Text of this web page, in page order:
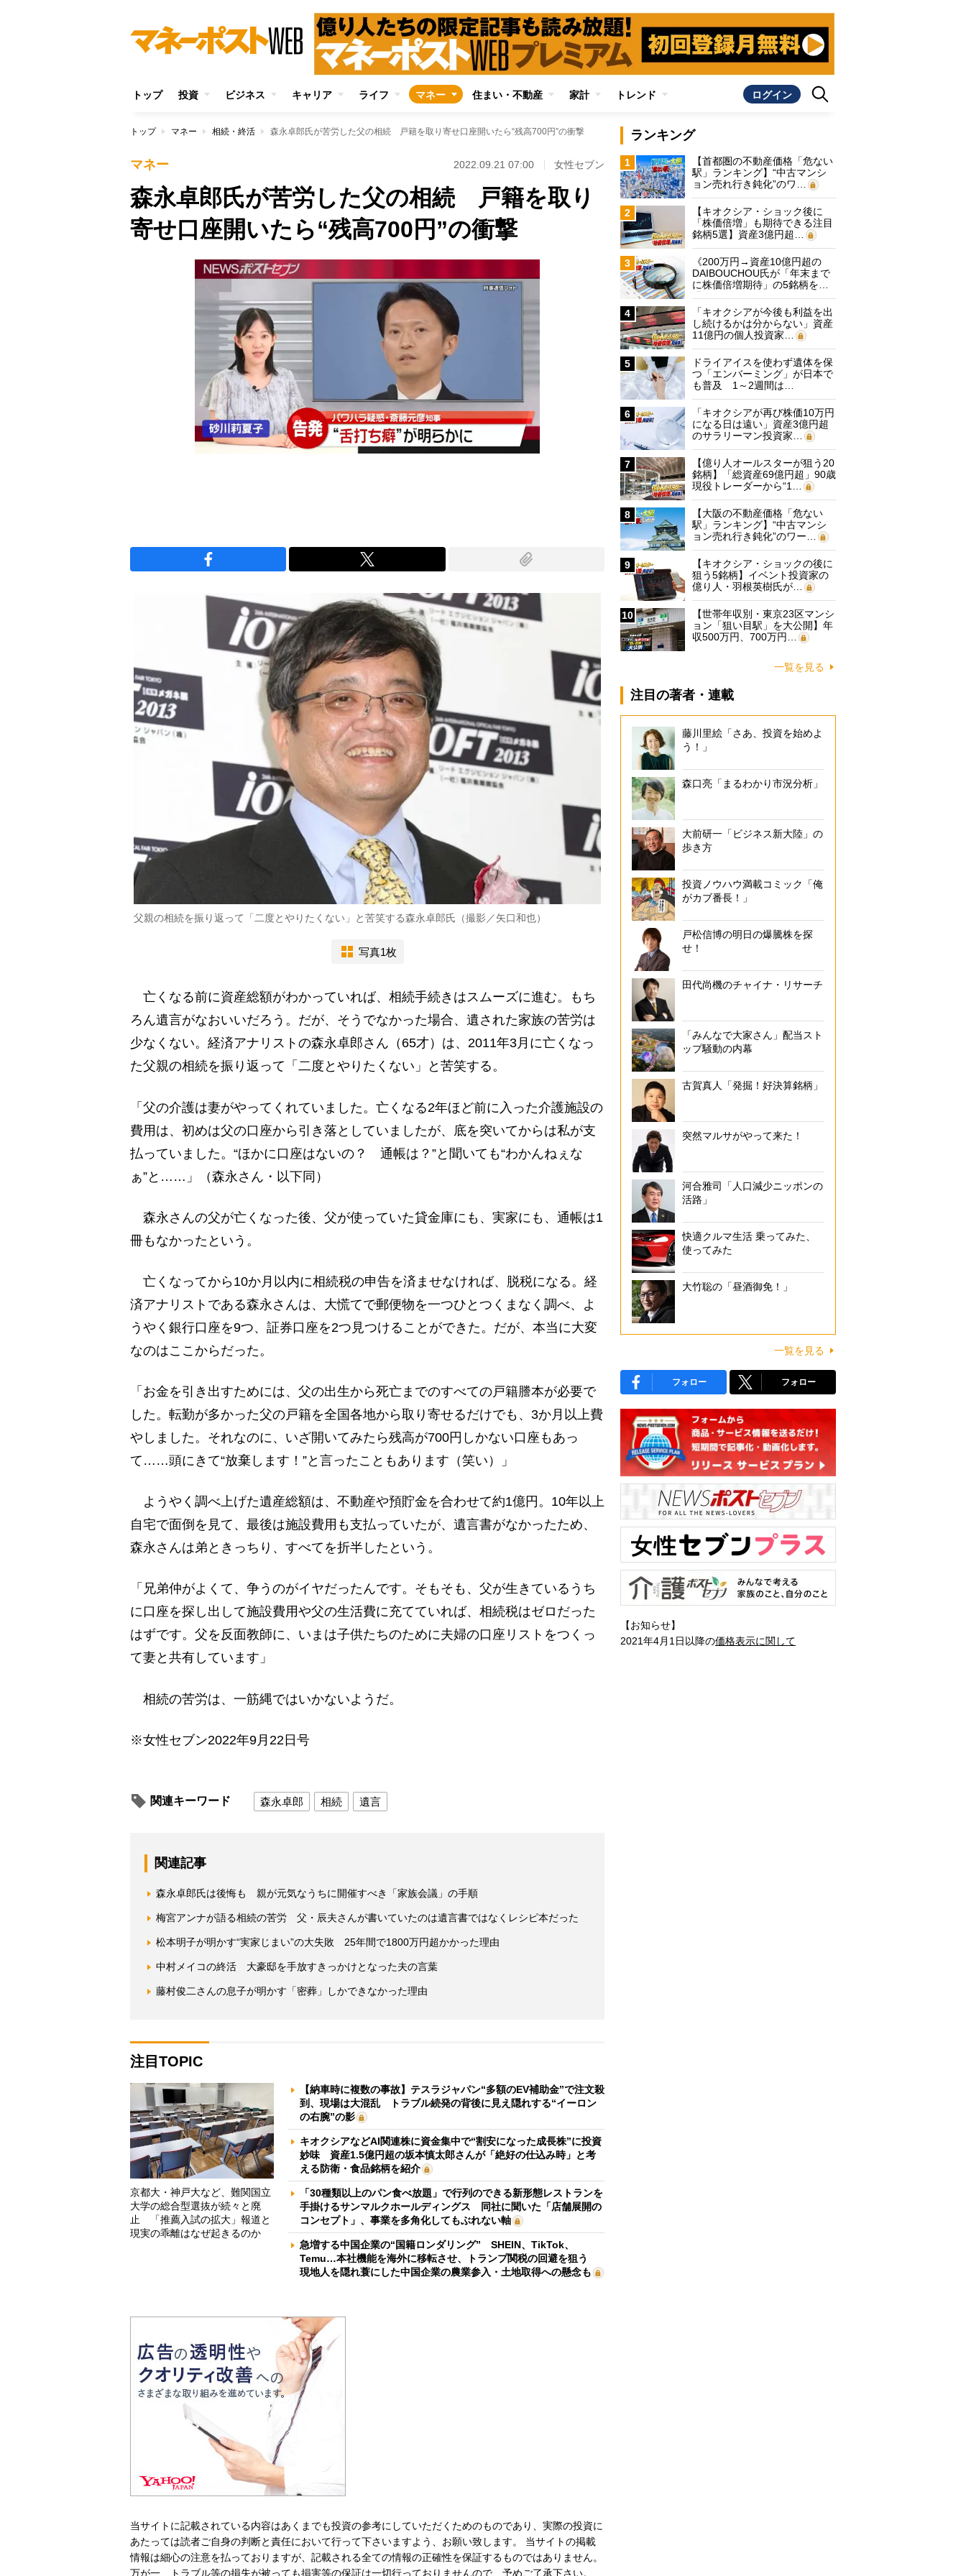
トップ 投資 ビジネス キャリア ライフ マネー 住まい・不動産 家計 トレンド ログイン
トップ マネー 相続・終活 森永卓郎氏が苦労した父の相続 戸籍を取り寄せ口座開いたら“残高700円”の衝撃
マネー 2022.09.21 07:00 女性セブン
森永卓郎氏が苦労した父の相続 戸籍を取り
寄せ口座開いたら“残高700円”の衝撃
父親の相続を振り返って「二度とやりたくない」と苦笑する森永卓郎氏（撮影／矢口和也）
写真1枚
亡くなる前に資産総額がわかっていれば、相続手続きはスムーズに進む。もち
ろん遺言がなおいいだろう。だが、そうでなかった場合、遺された家族の苦労は
少なくない。経済アナリストの森永卓郎さん（65才）は、2011年3月に亡くなっ
た父親の相続を振り返って「二度とやりたくない」と苦笑する。
「父の介護は妻がやってくれていました。亡くなる2年ほど前に入った介護施設の
費用は、初めは父の口座から引き落としていましたが、底を突いてからは私が支
払っていました。“ほかに口座はないの？ 通帳は？”と聞いても“わかんねぇな
ぁ”と……」（森永さん・以下同）
森永さんの父が亡くなった後、父が使っていた貸金庫にも、実家にも、通帳は1
冊もなかったという。
亡くなってから10か月以内に相続税の申告を済ませなければ、脱税になる。経
済アナリストである森永さんは、大慌てで郵便物を一つひとつくまなく調べ、よ
うやく銀行口座を9つ、証券口座を2つ見つけることができた。だが、本当に大変
なのはここからだった。
「お金を引き出すためには、父の出生から死亡までのすべての戸籍謄本が必要で
した。転勤が多かった父の戸籍を全国各地から取り寄せるだけでも、3か月以上費
やしました。それなのに、いざ開いてみたら残高が700円しかない口座もあっ
て……頭にきて“放棄します！”と言ったこともあります（笑い）」
ようやく調べ上げた遺産総額は、不動産や預貯金を合わせて約1億円。10年以上
自宅で面倒を見て、最後は施設費用も支払っていたが、遺言書がなかったため、
森永さんは弟ときっちり、すべてを折半したという。
「兄弟仲がよくて、争うのがイヤだったんです。そもそも、父が生きているうち
に口座を探し出して施設費用や父の生活費に充てていれば、相続税はゼロだった
はずです。父を反面教師に、いまは子供たちのために夫婦の口座リストをつくっ
て妻と共有しています」
相続の苦労は、一筋縄ではいかないようだ。
※女性セブン2022年9月22日号
関連キーワード 森永卓郎 相続 遺言
関連記事
森永卓郎氏は後悔も 親が元気なうちに開催すべき「家族会議」の手順
梅宮アンナが語る相続の苦労 父・辰夫さんが書いていたのは遺言書ではなくレシピ本だった
松本明子が明かす“実家じまい”の大失敗 25年間で1800万円超かかった理由
中村メイコの終活 大豪邸を手放すきっかけとなった夫の言葉
藤村俊二さんの息子が明かす「密葬」しかできなかった理由
注目TOPIC
京都大・神戸大など、難関国立
大学の総合型選抜が続々と廃
止 「推薦入試の拡大」報道と
現実の乖離はなぜ起きるのか
【納車時に複数の事故】テスラジャパン“多額のEV補助金”で注文殺
到、現場は大混乱 トラブル続発の背後に見え隠れする“イーロン
の右腕”の影
キオクシアなどAI関連株に資金集中で“割安になった成長株”に投資
妙味 資産1.5億円超の坂本慎太郎さんが「絶好の仕込み時」と考
える防衛・食品銘柄を紹介
「30種類以上のパン食べ放題」で行列のできる新形態レストランを
手掛けるサンマルクホールディングス 同社に聞いた「店舗展開の
コンセプト」、事業を多角化してもぶれない軸
急増する中国企業の“国籍ロンダリング” SHEIN、TikTok、
Temu…本社機能を海外に移転させ、トランプ関税の回避を狙う
現地人を隠れ蓑にした中国企業の農業参入・土地取得への懸念も
当サイトに記載されている内容はあくまでも投資の参考にしていただくためのものであり、実際の投資に
あたっては読者ご自身の判断と責任において行って下さいますよう、お願い致します。 当サイトの掲載
情報は細心の注意を払っておりますが、記載される全ての情報の正確性を保証するものではありません。
万が一、トラブル等の損失が被っても損害等の保証は一切行っておりませんので、予めご了承下さい。
ランキング
1
【首都圏の不動産価格「危ない
駅」ランキング】“中古マンシ
ョン売れ行き鈍化”のワ…
2
【キオクシア・ショック後に
「株価倍増」も期待できる注目
銘柄5選】資産3億円超…
3
《200万円→資産10億円超の
DAIBOUCHOU氏が「年末まで
に株価倍増期待」の5銘柄を…
4
「キオクシアが今後も利益を出
し続けるかは分からない」資産
11億円の個人投資家…
5
ドライアイスを使わず遺体を保
つ「エンバーミング」が日本で
も普及 1～2週間は…
6
「キオクシアが再び株価10万円
になる日は遠い」資産3億円超
のサラリーマン投資家…
7
【億り人オールスターが狙う20
銘柄】「総資産69億円超」90歳
現役トレーダーから“1…
8
【大阪の不動産価格「危ない
駅」ランキング】“中古マンシ
ョン売れ行き鈍化”のワー…
9
【キオクシア・ショックの後に
狙う5銘柄】イベント投資家の
億り人・羽根英樹氏が…
10
【世帯年収別・東京23区マンシ
ョン「狙い目駅」を大公開】年
収500万円、700万円…
一覧を見る
注目の著者・連載
藤川里絵「さあ、投資を始めよ
う！」
森口亮「まるわかり市況分析」
大前研一「ビジネス新大陸」の
歩き方
投資ノウハウ満載コミック「俺
がカブ番長！」
戸松信博の明日の爆騰株を探
せ！
田代尚機のチャイナ・リサーチ
「みんなで大家さん」配当スト
ップ騒動の内幕
古賀真人「発掘！好決算銘柄」
突然マルサがやって来た！
河合雅司「人口減少ニッポンの
活路」
快適クルマ生活 乗ってみた、
使ってみた
大竹聡の「昼酒御免！」
一覧を見る
フォロー フォロー
【お知らせ】
2021年4月1日以降の価格表示に関して